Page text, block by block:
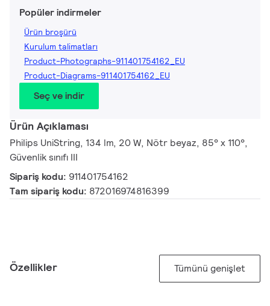
Popüler indirmeler
Ürün broşürü
Kurulum talimatları
Product-Photographs-911401754162_EU
Product-Diagrams-911401754162_EU
Seç ve indir
Ürün Açıklaması
Philips UniString, 134 lm, 20 W, Nötr beyaz, 85° x 110°,
Güvenlik sınıfı III
Sipariş kodu: 911401754162
Tam sipariş kodu: 872016974816399
Özellikler Tümünü genişlet